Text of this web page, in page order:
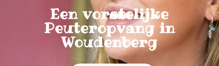
Een vorstelijke
Peuteropvang in
Woudenberg